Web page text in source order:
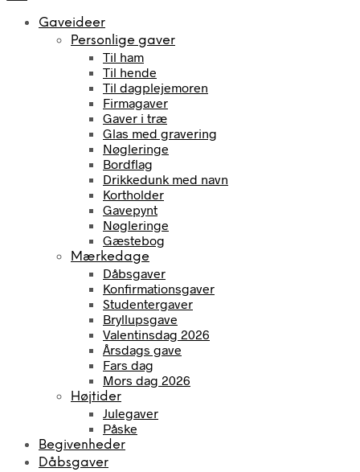
Gaveideer
Personlige gaver
Til ham
Til hende
Til dagplejemoren
Firmagaver
Gaver i træ
Glas med gravering
Nøgleringe
Bordflag
Drikkedunk med navn
Kortholder
Gavepynt
Nøgleringe
Gæstebog
Mærkedage
Dåbsgaver
Konfirmationsgaver
Studentergaver
Bryllupsgave
Valentinsdag 2026
Årsdags gave
Fars dag
Mors dag 2026
Højtider
Julegaver
Påske
Begivenheder
Dåbsgaver